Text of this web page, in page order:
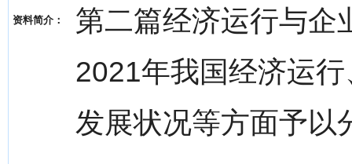
资料简介：
第二篇经济运行与企
2021年我国经济运
发展状况等方面予以